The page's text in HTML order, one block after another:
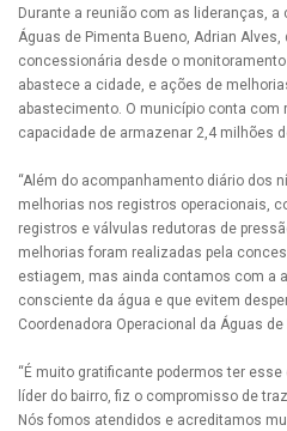
Durante a reunião com as lideranças, a
Águas de Pimenta Bueno, Adrian
concessionária desde o
abastece a cidade, e ações de
abastecimento. O município conta
capacidade de armazenar 2,4 milhões
“Além do acompanhamento diário dos
melhorias nos registros operacionais,
registros e válvulas redutoras de
melhorias foram realizadas pela
estiagem, mas ainda contamos com a
consciente da água e que evitem
Coordenadora Operacional da Águas
“É muito gratificante podermos ter
líder do bairro, fiz o compromisso de
Nós fomos atendidos e acreditamos